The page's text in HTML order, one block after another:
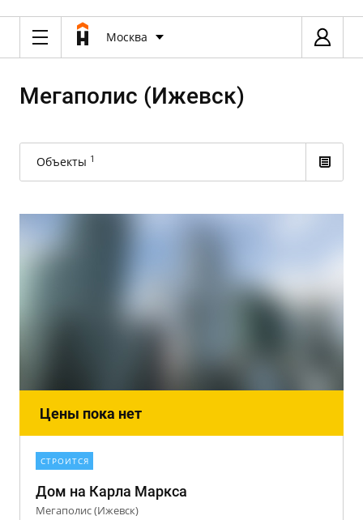
Москва
Мегаполис (Ижевск)
Объекты 1
Цены пока нет
СТРОИТСЯ
Дом на Карла Маркса
Мегаполис (Ижевск)